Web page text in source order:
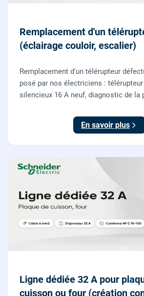
Remplacement d'un
(éclairage couloir, escalier)
Remplacement d'un télérupteur
posé par nos électriciens : télérupteur
silencieux 16 A neuf, diagnostic de la
boutons poussoirs.
En savoir plus
Ligne dédiée 32 A pour
cuisson ou four (création